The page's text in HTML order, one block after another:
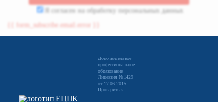
Я согласен на обработку персональных данных
{{ form_subscribe.email.error }}
Дополнительное
профессиональное
образование
Лицензия №1429
от 17.06.2015
Проверить
>